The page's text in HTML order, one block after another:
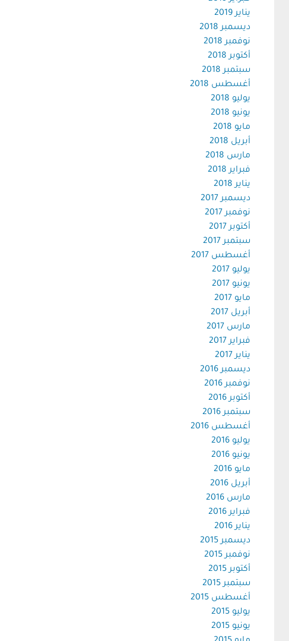
يناير 2019
ديسمبر 2018
نوفمبر 2018
أكتوبر 2018
سبتمبر 2018
أغسطس 2018
يوليو 2018
يونيو 2018
مايو 2018
أبريل 2018
مارس 2018
فبراير 2018
يناير 2018
ديسمبر 2017
نوفمبر 2017
أكتوبر 2017
سبتمبر 2017
أغسطس 2017
يوليو 2017
يونيو 2017
مايو 2017
أبريل 2017
مارس 2017
فبراير 2017
يناير 2017
ديسمبر 2016
نوفمبر 2016
أكتوبر 2016
سبتمبر 2016
أغسطس 2016
يوليو 2016
يونيو 2016
مايو 2016
أبريل 2016
مارس 2016
فبراير 2016
يناير 2016
ديسمبر 2015
نوفمبر 2015
أكتوبر 2015
سبتمبر 2015
أغسطس 2015
يوليو 2015
يونيو 2015